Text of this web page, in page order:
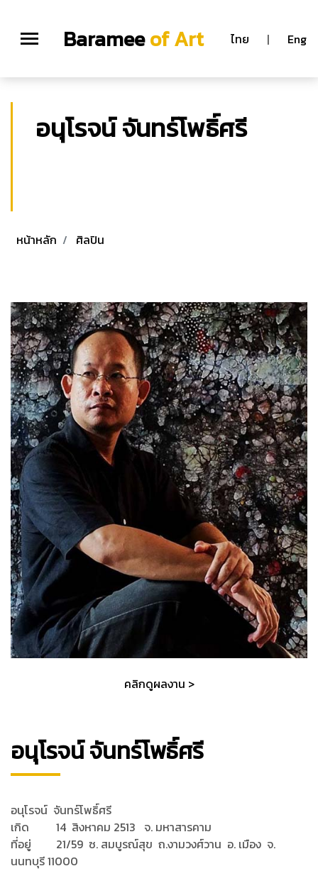
Barameeof Art ไทย | Eng
อนุโรจน์ จันทร์โพธิ์ศรี
หน้าหลัก ศิลปิน
คลิกดูผลงาน >
อนุโรจน์ จันทร์โพธิ์ศรี
อนุโรจน์ จันทร์โพธิ์ศรี
เกิด
14 สิงหาคม 2513 จ. มหาสารคาม
ที่อยู่
21/59 ซ. สมบูรณ์สุข ถ.งามวงศ์วาน อ. เมือง จ.
นนทบุรี 11000